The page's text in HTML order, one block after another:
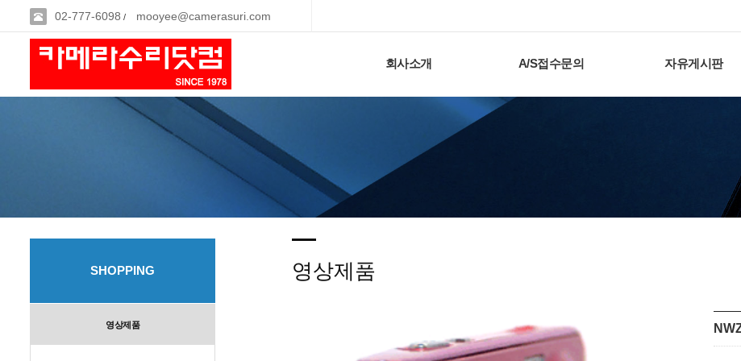
02-777-6098 / mooyee@camerasuri.com
회사소개 A/S접수문의 자유게시판
SHOPPING
영상제품
영상제품